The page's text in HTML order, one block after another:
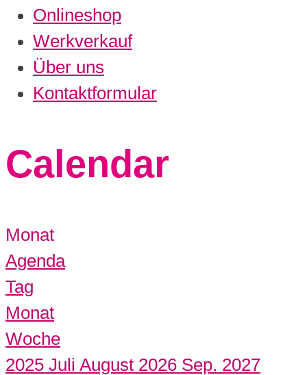
Onlineshop
Werkverkauf
Über uns
Kontaktformular
Calendar
Monat
Agenda
Tag
Monat
Woche
2025 Juli August 2026 Sep. 2027